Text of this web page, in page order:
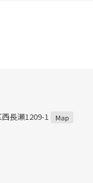
長瀬1209-1 Map